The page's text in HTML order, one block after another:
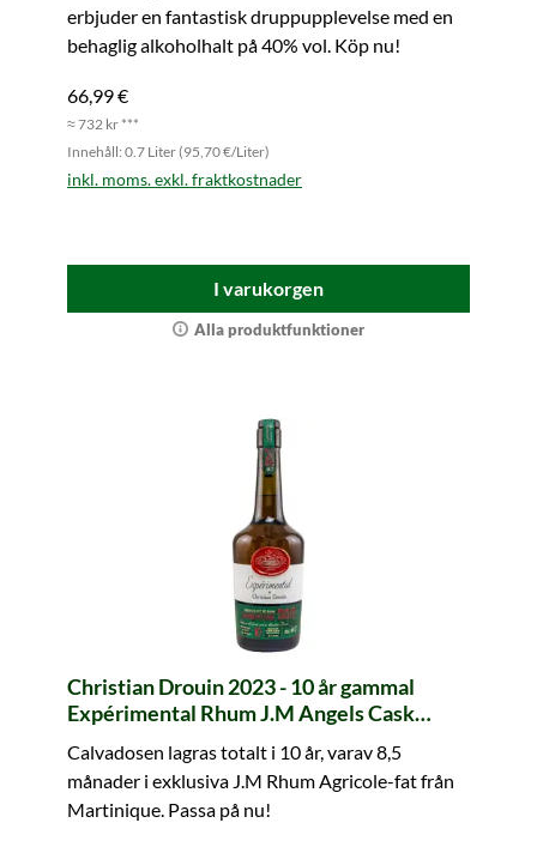
erbjuder en fantastisk druppupplevelse med en
behaglig alkoholhalt på 40% vol. Köp nu!
66,99 €
≈ 732 kr ***
Innehåll: 0.7 Liter (95,70 €/Liter)
inkl. moms. exkl. fraktkostnader
I varukorgen
Alla produktfunktioner
Christian Drouin 2023 - 10 år gammal
Expérimental Rhum J.M Angels Cask
Calvadosen lagras totalt i 10 år, varav 8,5
månader i exklusiva J.M Rhum Agricole-fat från
Martinique. Passa på nu!